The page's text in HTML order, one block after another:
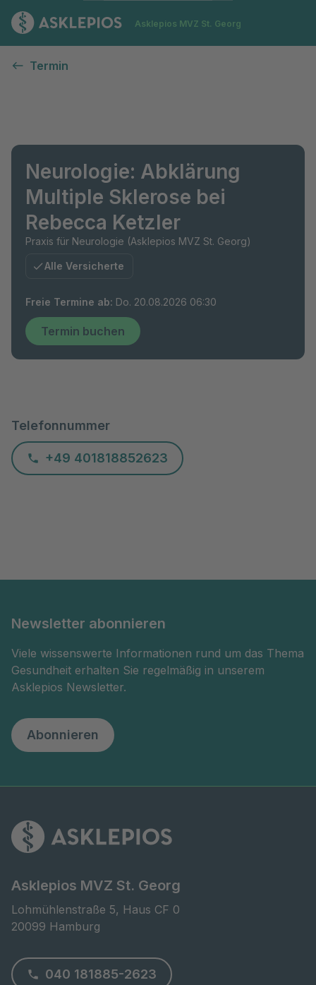
Zur Startseite
Asklepios MVZ St. Georg
Termin
Neurologie: Abklärung
Multiple Sklerose bei
Rebecca Ketzler
Praxis für Neurologie (Asklepios MVZ St. Georg)
Alle Versicherte
Freie Termine ab: Do. 20.08.2026 06:30
Termin buchen
Telefonnummer
+49 401818852623
Newsletter abonnieren
Viele wissenswerte Informationen rund um das Thema
Gesundheit erhalten Sie regelmäßig in unserem
Asklepios Newsletter.
Abonnieren
Asklepios MVZ St. Georg
Lohmühlenstraße 5, Haus CF 0
20099 Hamburg
040 181885-2623